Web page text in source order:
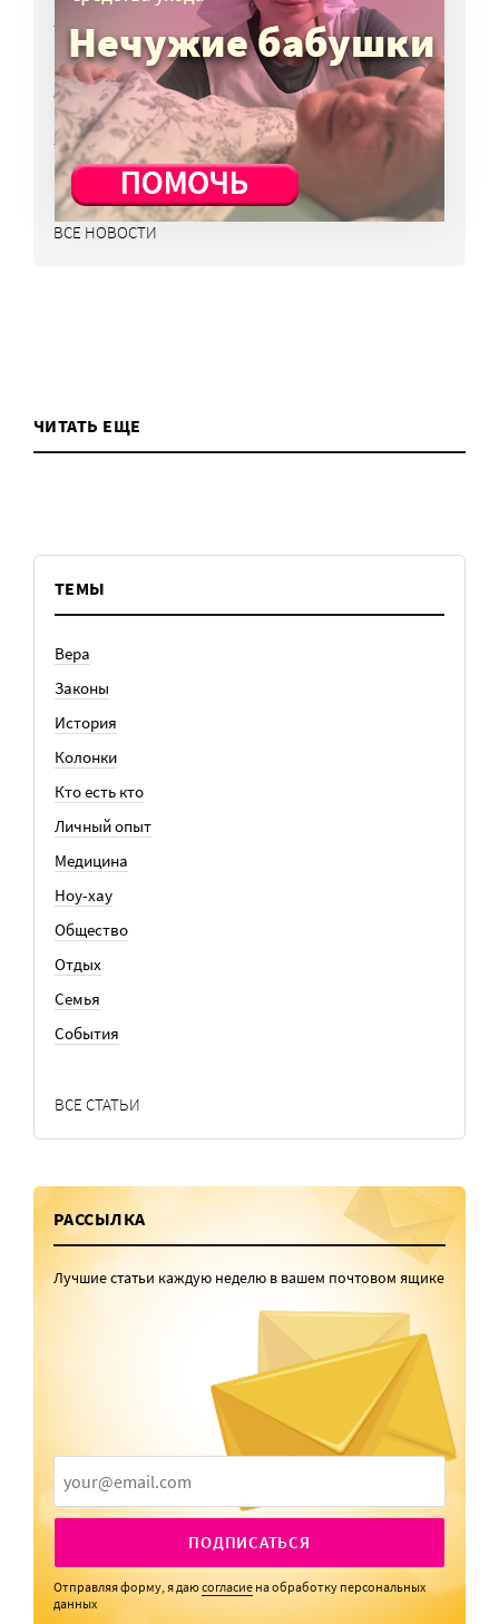
7 авг, 15:15
НКО часто рискуют нарушить закон
о персональных данных. Как этого
избежать?
7 авг, 13:13
ВСЕ НОВОСТИ
ЧИТАТЬ ЕЩЕ
ТЕМЫ
Вера
Законы
История
Колонки
Кто есть кто
Личный опыт
Медицина
Ноу-хау
Общество
Отдых
Семья
События
ВСЕ СТАТЬИ
РАССЫЛКА
Лучшие статьи каждую неделю в вашем почтовом ящике
ПОДПИСАТЬСЯ
Отправляя форму, я даюсогласие на обработку персональных
данных